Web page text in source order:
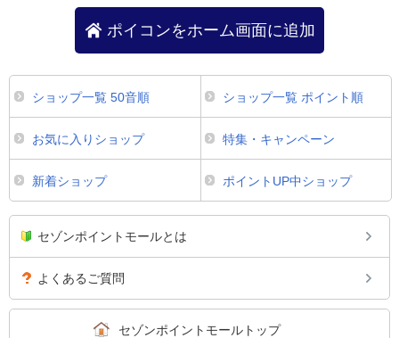
ポイコンをホーム画面に追加
ショップ一覧 50音順 ショップ一覧 ポイント順
お気に入りショップ 特集・キャンペーン
新着ショップ ポイントUP中ショップ
セゾンポイントモールとは
よくあるご質問
セゾンポイントモールトップ